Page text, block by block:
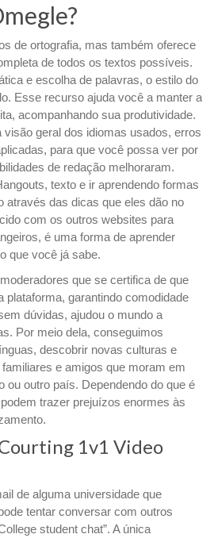
de ortografia, mas também oferece
de todos os textos possíveis.
e escolha de palavras, o estilo do
Esse recurso ajuda você a manter a
acompanhando sua produtividade.
geral dos idiomas usados, erros
para que você possa ver por
de redação melhoraram.
texto e ir aprendendo formas
através das dicas que eles dão no
com os outros websites para
é uma forma de aprender
que você já sabe.
que se certifica de que
plataforma, garantindo comodidade
dúvidas, ajudou o mundo a
Por meio dela, conseguimos
descobrir novas culturas e
e amigos que moram em
ou outro país. Dependendo do que é
trazer prejuízos enormes às
1v1 Video
de alguma universidade que
tentar conversar com outros
student chat”. A única